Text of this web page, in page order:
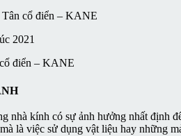
Tân cổ điển – KANE
điển – KANE
nhà kính có sự ảnh hưởng nhất định
là việc sử dụng vật liệu hay những